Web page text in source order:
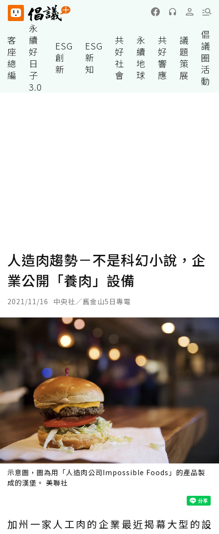
客
座
總
編
永
續
好
日
子
3.0
ESG
創
新
ESG
新
知
共
好
社
會
永
續
地
球
共
好
響
應
議
題
策
展
倡
議
圈
活
動
人造肉趨勢－不是科幻小說，企
業公開「養肉」設備
2021/11/16 中央社／舊金山5日專電
示意圖，圖為用「人造肉公司Impossible Foods」的產品製
成的漢堡。 美聯社
加州一家人工肉的企業最近揭幕大型的設